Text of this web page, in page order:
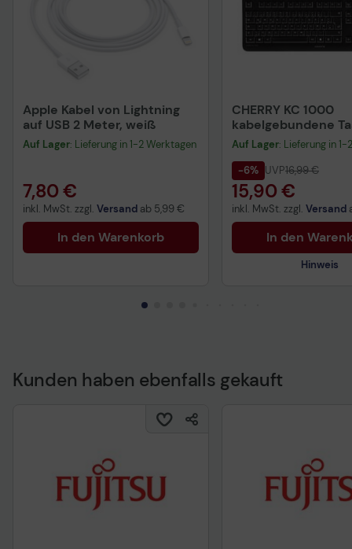
Apple Kabel von Lightning
auf USB 2 Meter, weiß
Auf Lager: Lieferung in 1-2 Werktagen
7,80 €
inkl. MwSt. zzgl. Versand ab 5,99 €
In den Warenkorb
CHERRY KC 1000
kabelgebundene
QWERTZ DE -
Auf Lager: Lieferung in
-6% UVP16,99 €
15,90 €
inkl. MwSt. zzgl. Versand
In den
Hinweis
Technisches
Kunden haben ebenfalls gekauft